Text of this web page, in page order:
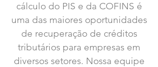
cálculo do PIS e da COFINS é
uma das maiores oportunidades
de recuperação de créditos
tributários para empresas em
diversos setores. Nossa equipe